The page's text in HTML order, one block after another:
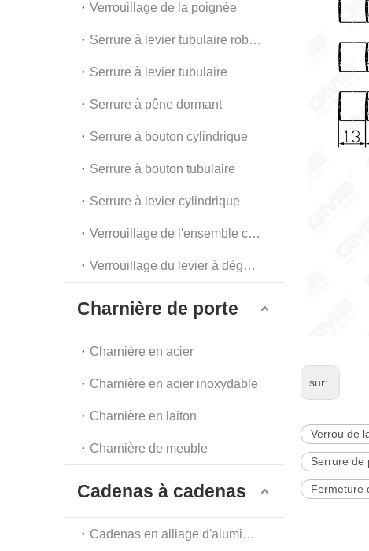
Verrouillage de la poignée
Serrure à levier tubulaire robuste
Serrure à levier tubulaire
Serrure à pêne dormant
Serrure à bouton cylindrique
Serrure à bouton tubulaire
Serrure à levier cylindrique
Verrouillage de l'ensemble combiné
Verrouillage du levier à dégagement automatique
Charnière de porte
Charnière en acier
Charnière en acier inoxydable
Charnière en laiton
Charnière de meuble
Cadenas à cadenas
Cadenas en alliage d'aluminium
sur:
Verrou de
Serrure de
Fermeture